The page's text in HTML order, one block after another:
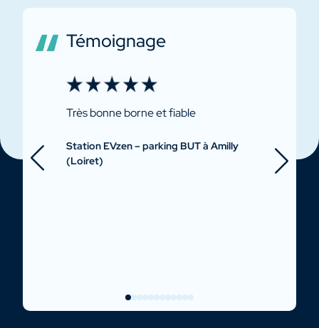
Témoignage
Très bonne borne et fiable
Station EVzen – parking BUT à Amilly
(Loiret)
Station
Lescar